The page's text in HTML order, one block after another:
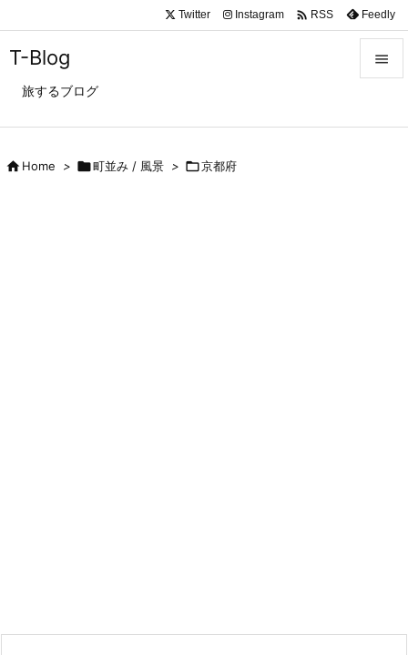
T-Blog
旅するブログ

Twitter Instagram  RSS Feedly
Home > 町並み / 風景 > 京都府